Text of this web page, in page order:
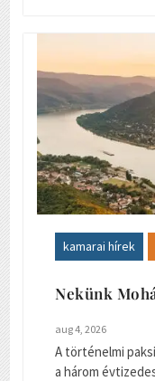
kamarai hírek
Nekünk
aug 4, 2026
A történelmi
a három